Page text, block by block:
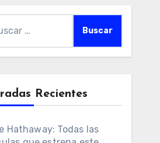
Recientes
Hathaway: Todas las